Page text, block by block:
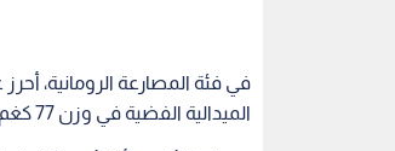
الميدالية الفضية في وزن 77 كغم.